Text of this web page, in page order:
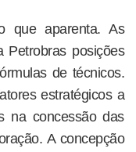
que aparenta. As
Petrobras posições
de técnicos.
estratégicos a
na concessão das
A concepção